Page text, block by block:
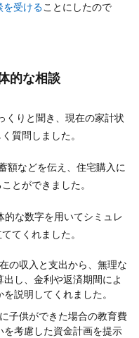
を受けることにしたので
的な相談
くりと聞き、現在の家計状
質問しました。
額などを伝え、住宅購入に
とができました。
的な数字を用いてシミュレ
てくれました。
の収入と支出から、無理な
し、金利や返済期間によ
説明してくれました。
子供ができた場合の教育費
考慮した資金計画を提示